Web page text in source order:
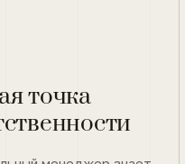
точка